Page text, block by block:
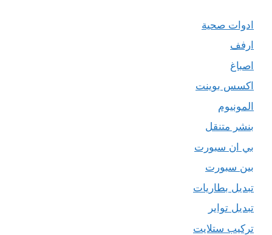
ادوات صحية
ارفف
اصباغ
اكسس بوينت
المونيوم
بنشر متنقل
بي ان سبورت
بين سبورت
تبديل بطاريات
تبديل تواير
تركيب ستلايت